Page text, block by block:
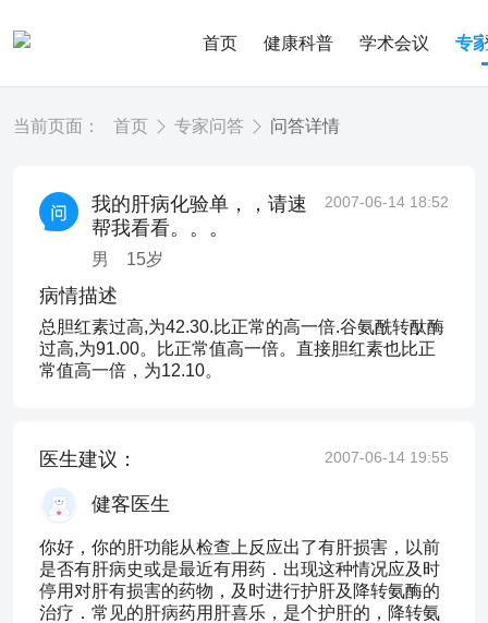
首页 健康科普 学术会议 专
当前页面： 首页 专家问答 问答详情
我的肝病化验单，，请速
帮我看看。。。
男 15岁
2007-06-14 18:52
病情描述
总胆红素过高,为42.30.比正常的高一倍.谷氨酰转酞酶
过高,为91.00。比正常值高一倍。直接胆红素也比正
常值高一倍，为12.10。
医生建议： 2007-06-14 19:55
健客医生
你好，你的肝功能从检查上反应出了有肝损害，以前
是否有肝病史或是最近有用药．出现这种情况应及时
停用对肝有损害的药物，及时进行护肝及降转氨酶的
治疗．常见的肝病药用肝喜乐，是个护肝的，降转氨